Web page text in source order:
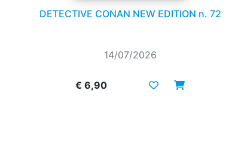
DETECTIVE CONAN NEW EDITION n. 72
14/07/2026
€ 6,90